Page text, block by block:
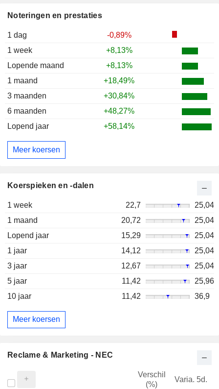
Noteringen en prestaties
1 dag
-0,89%
1 week
+8,13%
Lopende maand
+8,13%
1 maand
+18,49%
3 maanden
+30,84%
6 maanden
+48,27%
Lopend jaar
+58,14%
Meer koersen
Koerspieken en -dalen
1 week 22,7
25,04
1 maand
20,72
25,04
Lopend jaar
15,29
25,04
1 jaar
14,12
25,04
3 jaar
12,67
25,04
5 jaar
11,42
25,96
10 jaar
11,42 36,9
Meer koersen
Reclame & Marketing - NEC
Verschil
(%)
Varia. 5d.